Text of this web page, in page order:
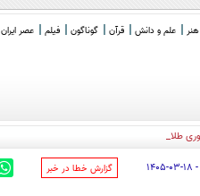
علم و دانش قرآن گوناگون فیلم عصر ایران 2
طلا پس از دوره ترام
‌گزارش خطا در خبر